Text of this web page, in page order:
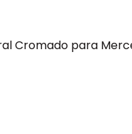
Cromado para